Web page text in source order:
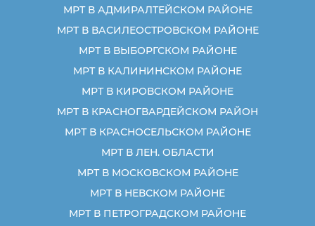
МРТ В АДМИРАЛТЕЙСКОМ РАЙОНЕ
МРТ В ВАСИЛЕОСТРОВСКОМ РАЙОНЕ
МРТ В ВЫБОРГСКОМ РАЙОНЕ
МРТ В КАЛИНИНСКОМ РАЙОНЕ
МРТ В КИРОВСКОМ РАЙОНЕ
МРТ В КРАСНОГВАРДЕЙСКОМ РАЙОН
МРТ В КРАСНОСЕЛЬСКОМ РАЙОНЕ
МРТ В ЛЕН. ОБЛАСТИ
МРТ В МОСКОВСКОМ РАЙОНЕ
МРТ В НЕВСКОМ РАЙОНЕ
МРТ В ПЕТРОГРАДСКОМ РАЙОНЕ